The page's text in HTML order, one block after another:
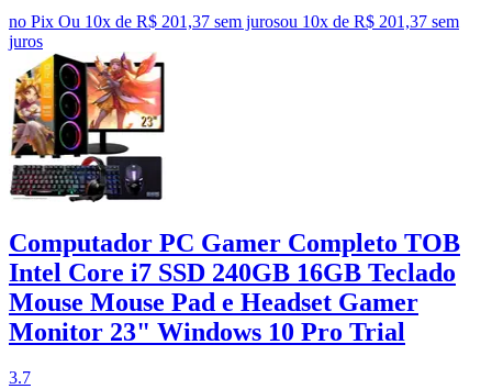
no Pix Ou 10x de R$ 201,37 sem jurosou 10x de R$ 201,37 sem
juros
Computador PC Gamer Completo TOB
Intel Core i7 SSD 240GB 16GB Teclado
Mouse Mouse Pad e Headset Gamer
Monitor 23" Windows 10 Pro Trial
3.7